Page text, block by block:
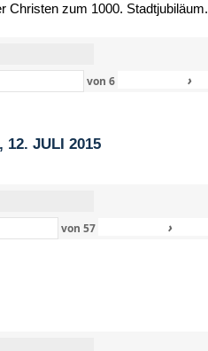
Christen zum 1000. Stadtjubiläum.
von 6 ›
12. JULI 2015
von 57 ›